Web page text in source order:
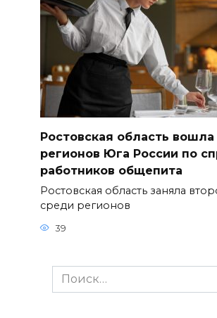
Ростовская область вошла
регионов Юга России по
работников общепита
Ростовская область заняла
среди регионов
39
Search
for: